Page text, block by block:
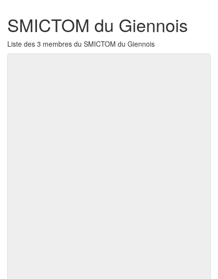
SMICTOM du Giennois
Liste des 3 membres du SMICTOM du Giennois